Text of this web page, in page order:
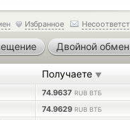
Избранное
Двойной обмен
Получаете ▼
74.9637 RUB ВТБ
74.9629 RUB ВТБ